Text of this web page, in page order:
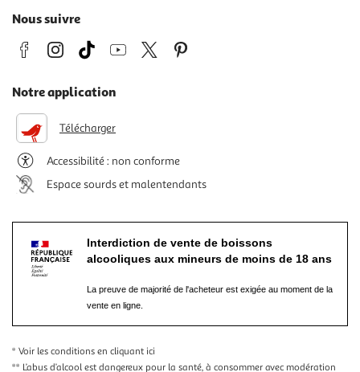
Nous suivre
Notre application
Télécharger
Accessibilité : non conforme
Espace sourds et malentendants
Interdiction de vente de boissons
alcooliques aux mineurs de moins de 18 ans
La preuve de majorité de l'acheteur est exigée au moment de la
vente en ligne.
* Voir les conditions en cliquant ici
** L’abus d’alcool est dangereux pour la santé, à consommer avec modération